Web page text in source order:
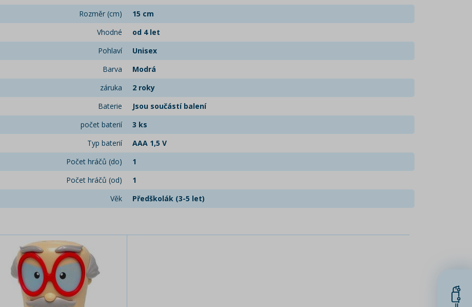
Rozměr (cm)
15 cm
Vhodné
od 4 let
Pohlaví
Unisex
Barva
Modrá
záruka
2 roky
Baterie
Jsou součástí balení
počet baterií
3 ks
Typ baterií
AAA 1,5 V
Počet hráčů (do)
1
Počet hráčů (od)
1
Věk
Předškolák (3-5 let)